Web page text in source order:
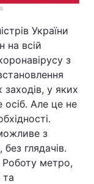
України
на всій
з
у яких
осіб. Але це не
з
глядачів.
Роботу метро,
та